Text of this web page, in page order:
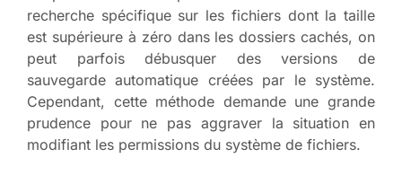
recherche spécifique sur les fichiers dont la taille
est supérieure à zéro dans les dossiers cachés, on
peut parfois débusquer des versions de
sauvegarde automatique créées par le système.
Cependant, cette méthode demande une grande
prudence pour ne pas aggraver la situation en
modifiant les permissions du système de fichiers.